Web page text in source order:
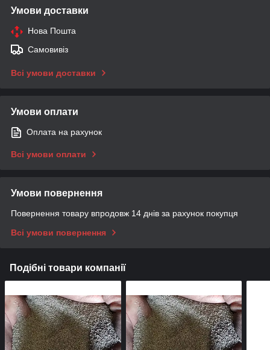
Умови доставки
Нова Пошта
Самовивіз
Всі умови доставки
Умови оплати
Оплата на рахунок
Всі умови оплати
Умови повернення
Повернення товару впродовж 14 днів за рахунок покупця
Всі умови повернення
Подібні товари компанії